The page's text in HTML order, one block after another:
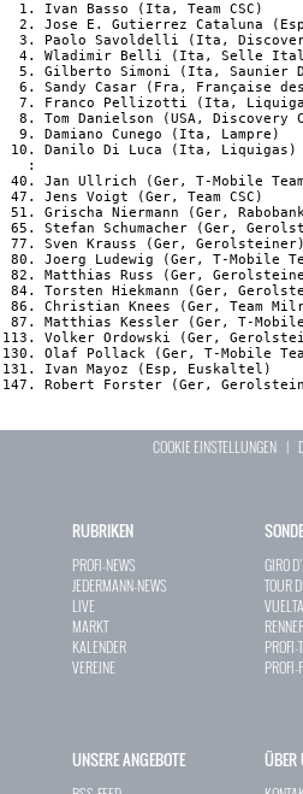
1. Ivan Basso (Ita, Team CSC)
2. Jose E. Gutierrez Cataluna
3. Paolo Savoldelli (Ita,
4. Wladimir Belli (Ita, Selle
5. Gilberto Simoni (Ita, Saunier
6. Sandy Casar (Fra, Française
7. Franco Pellizotti (Ita,
8. Tom Danielson (USA, Discovery
9. Damiano Cunego (Ita, Lampre)
10. Danilo Di Luca (Ita,
   :
40. Jan Ullrich (Ger, T-Mobile
47. Jens Voigt (Ger, Team
51. Grischa Niermann (Ger,
65. Stefan Schumacher (Ger,
77. Sven Krauss (Ger,
80. Joerg Ludewig (Ger, T-Mobile
82. Matthias Russ (Ger,
84. Torsten Hiekmann (Ger,
86. Christian Knees (Ger, Team
87. Matthias Kessler (Ger, T-
113. Volker Ordowski (Ger,
130. Olaf Pollack (Ger, T-Mobile
131. Ivan Mayoz (Esp,
COOKIE EINSTELLUNGEN |
RUBRIKEN
PROFI-NEWS
JEDERMANN-NEWS
LIVE
MARKT
KALENDER
VEREINE
GIRO
TOUR
PROFI-
PROFI-
UNSERE ANGEBOTE ÜBER